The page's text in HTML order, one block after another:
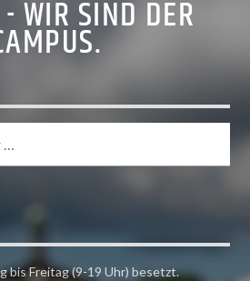
WIR SIND DER
bis Freitag (9-19 Uhr) besetzt.